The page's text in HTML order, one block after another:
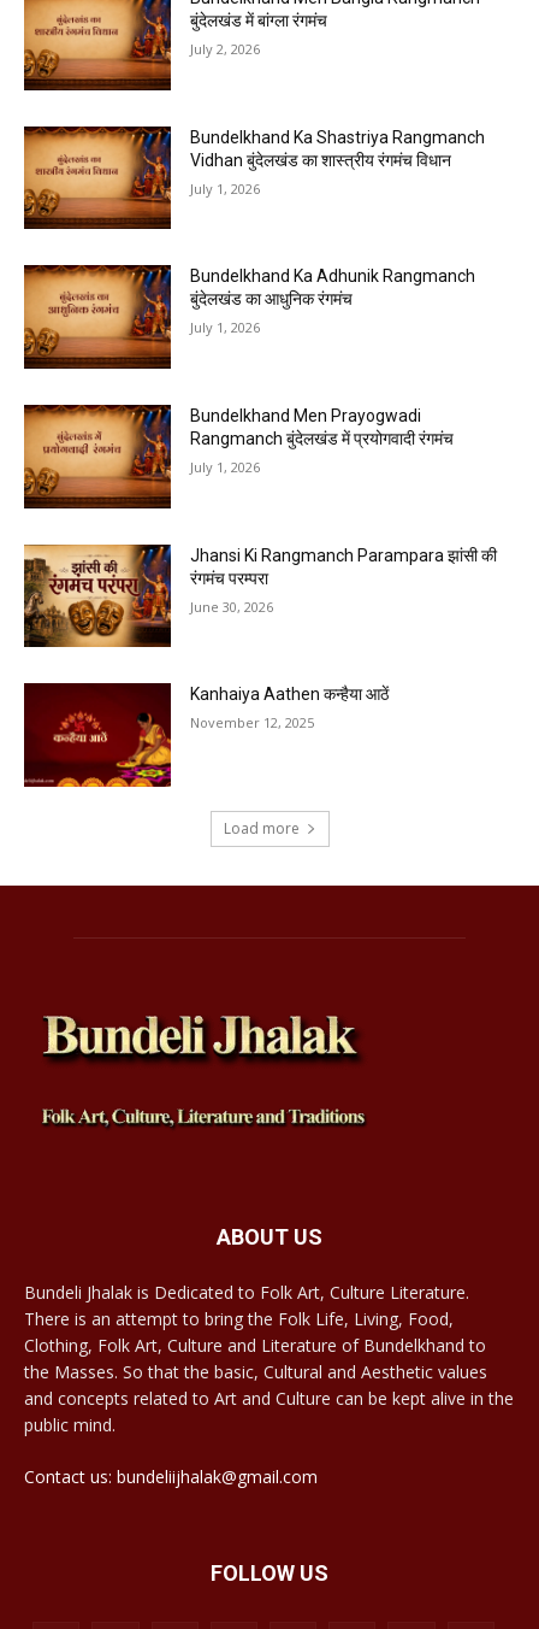
बुंदेलखंड में बांग्ला रंगमंच
July 2, 2026
Bundelkhand Ka Shastriya Rangmanch
Vidhan बुंदेलखंड का शास्त्रीय रंगमंच विधान
July 1, 2026
Bundelkhand Ka Adhunik Rangmanch
बुंदेलखंड का आधुनिक रंगमंच
July 1, 2026
Bundelkhand Men Prayogwadi
Rangmanch बुंदेलखंड में प्रयोगवादी रंगमंच
July 1, 2026
Jhansi Ki Rangmanch Parampara झांसी की
रंगमंच परम्परा
June 30, 2026
Kanhaiya Aathen कन्हैया आठें
November 12, 2025
Load more
ABOUT US
Bundeli Jhalak is Dedicated to Folk Art, Culture Literature.
There is an attempt to bring the Folk Life, Living, Food,
Clothing, Folk Art, Culture and Literature of Bundelkhand to
the Masses. So that the basic, Cultural and Aesthetic values
and concepts related to Art and Culture can be kept alive in the
public mind.
Contact us: bundeliijhalak@gmail.com
FOLLOW US